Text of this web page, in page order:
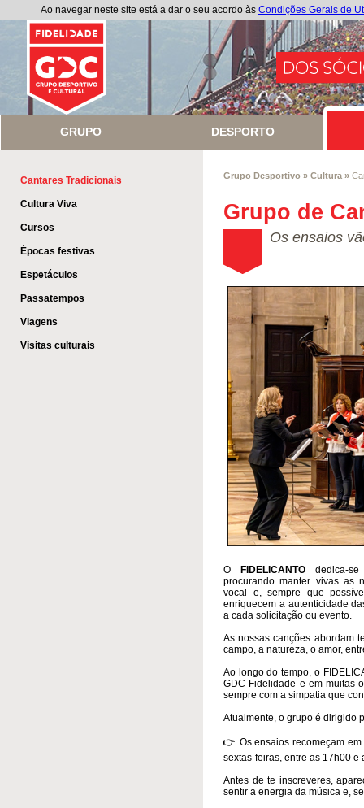
Ao navegar neste site está a dar o seu acordo às Condições Gerais de
GRUPO DESPORTO
Cantares Tradicionais
Cultura Viva
Cursos
Épocas festivas
Espetáculos
Passatempos
Viagens
Visitas culturais
Grupo Desportivo » Cultura »
Grupo de
Os ensaios
O FIDELICANTO dedica-
procurando manter vivas as
vocal e, sempre que
enriquecem a autenticidade
a cada solicitação ou evento.
As nossas canções abordam
campo, a natureza, o amor,
Ao longo do tempo, o
GDC Fidelidade e em muitas
sempre com a simpatia que
Atualmente, o grupo é dirigido
👉 Os ensaios recomeçam
sextas-feiras, entre as 17h00 e
Antes de te inscreveres,
sentir a energia da música e,